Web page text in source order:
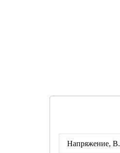
Напряжение, В.